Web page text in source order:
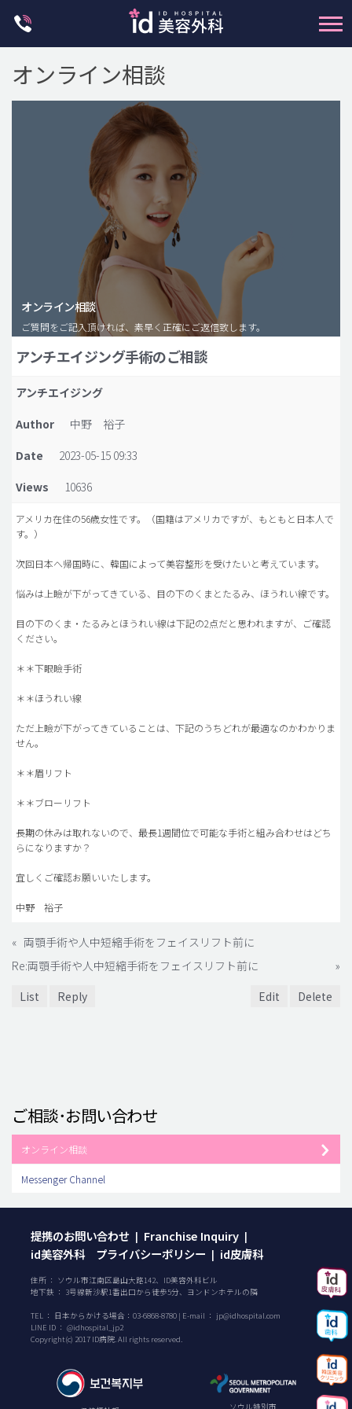
脂肪注入(アンチエイジング)
豊胸手術・バストアップ
プチ整形
idリアルストーリー
idニュース
病院紹介
安全整形
料金一覧
ご相談のお問い合わせ
オンライン相談
オンライン相談
ご質問をご記入頂ければ、素早く正確にご返信致します。
アンチエイジング手術のご相談
アンチエイジング
Author
中野 裕子
Date
2023-05-15 09:33
Views
10636
アメリカ在住の56歳女性です。（国籍はアメリカですが、もともと日本人で
す。）
次回日本へ帰国時に、韓国によって美容整形を受けたいと考えています。
悩みは上瞼が下がってきている、目の下のくまとたるみ、ほうれい線です。
目の下のくま・たるみとほうれい線は下記の2点だと思われますが、ご確認
ください。
＊＊下眼瞼手術
＊＊ほうれい線
ただ上瞼が下がってきていることは、下記のうちどれが最適なのかわかりま
せん。
＊＊眉リフト
＊＊ブローリフト
長期の休みは取れないので、最長1週間位で可能な手術と組み合わせはどち
らになりますか？
宜しくご確認お願いいたします。
中野 裕子
« 両顎手術や人中短縮手術をフェイスリフト前に
Re:両顎手術や人中短縮手術をフェイスリフト前に
»
List
Reply Edit Delete
ご相談･お問い合わせ
オンライン相談
Messenger Channel
提携のお問い合わせ | Franchise Inquiry |
id美容外科 プライバシーポリシー | id皮膚科
住所 ： ソウル市江南区島山大路142、ID美容外科ビル
地下鉄 ： 3号線新沙駅1番出口から徒歩5分、ヨンドンホテルの隣
TEL ： 日本からかける場合： 03-6868-8780 | E-mail ： jp@idhospital.com
LINE ID ： @idhospital_jp2
Copyright(c) 2017 ID病院. All rights reserved.
ソウル特別市